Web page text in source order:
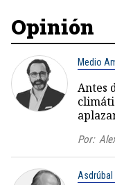
Opinión
Medio
Antes
Por: